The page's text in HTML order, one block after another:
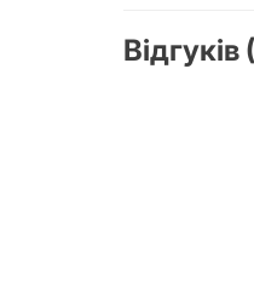
Відгуків